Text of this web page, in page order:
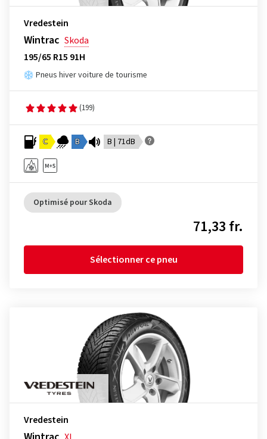
Vredestein
Wintrac Skoda
195/65 R15 91H
Pneus hiver voiture de tourisme
(199)
C B B | 71dB
Optimisé pour Skoda
71,33 fr.
Sélectionner ce pneu
Vredestein